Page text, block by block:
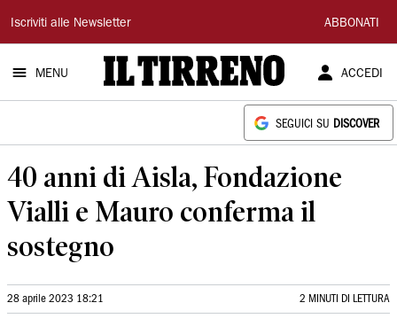
Il
Tirreno
Iscriviti alle Newsletter ABBONATI
MENU ACCEDI
SEGUICI SU DISCOVER
40 anni di Aisla, Fondazione
Vialli e Mauro conferma il
sostegno
28 aprile 2023 18:21 2 MINUTI DI LETTURA